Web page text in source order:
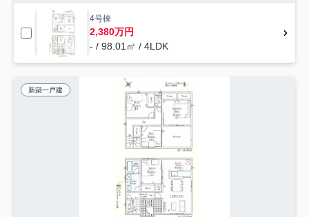
4号棟
2,380万円
- / 98.01㎡ / 4LDK
新築一戸建